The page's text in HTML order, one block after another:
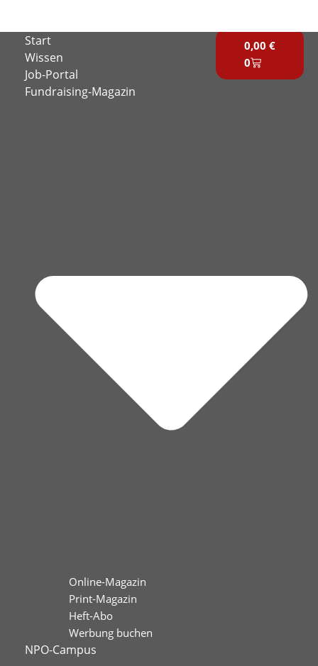
springen
Start
Wissen
Job-Portal
Fundraising-Magazin
Online-Magazin
Print-Magazin
Heft-Abo
Werbung buchen
NPO-Campus
0,00 €
0
Warenkorb